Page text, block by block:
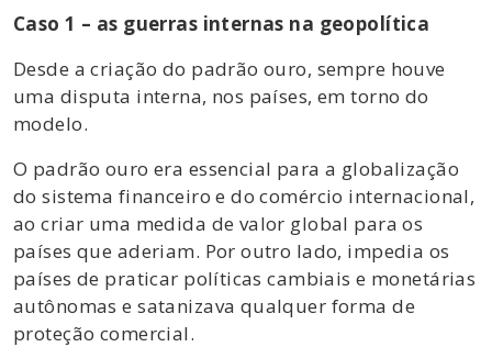
Caso 1 – as guerras internas na geopolítica
Desde a criação do padrão ouro, sempre houve
uma disputa interna, nos países, em torno do
modelo.
O padrão ouro era essencial para a globalização
do sistema financeiro e do comércio internacional,
ao criar uma medida de valor global para os
países que aderiam. Por outro lado, impedia os
países de praticar políticas cambiais e monetárias
autônomas e satanizava qualquer forma de
proteção comercial.